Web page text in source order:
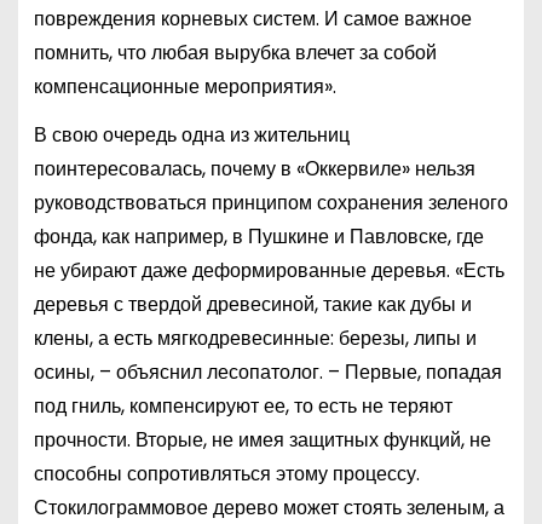
повреждения корневых систем. И самое важное
помнить, что любая вырубка влечет за собой
компенсационные мероприятия».
В свою очередь одна из жительниц
поинтересовалась, почему в «Оккервиле» нельзя
руководствоваться принципом сохранения зеленого
фонда, как например, в Пушкине и Павловске, где
не убирают даже деформированные деревья. «Есть
деревья с твердой древесиной, такие как дубы и
клены, а есть мягкодревесинные: березы, липы и
осины, – объяснил лесопатолог. – Первые, попадая
под гниль, компенсируют ее, то есть не теряют
прочности. Вторые, не имея защитных функций, не
способны сопротивляться этому процессу.
Стокилограммовое дерево может стоять зеленым, а